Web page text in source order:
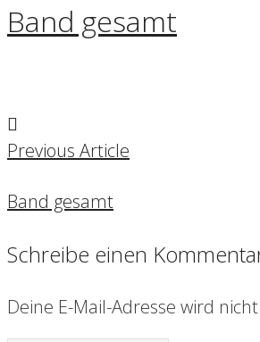
Band gesamt
Previous Article
Band gesamt
Schreibe einen
Deine E-Mail-Adresse wird